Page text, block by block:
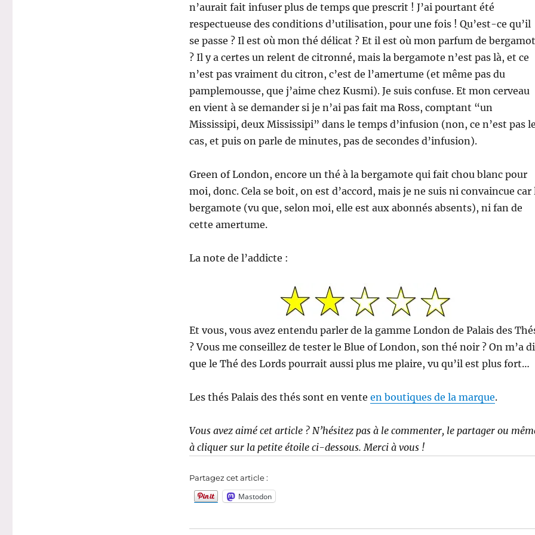
n’aurait fait infuser plus de temps que prescrit ! J’ai pourtant été
respectueuse des conditions d’utilisation, pour une fois ! Qu’est-ce qu’il
se passe ? Il est où mon thé délicat ? Et il est où mon parfum de
? Il y a certes un relent de citronné, mais la bergamote n’est pas là, et ce
n’est pas vraiment du citron, c’est de l’amertume (et même pas du
pamplemousse, que j’aime chez Kusmi). Je suis confuse. Et mon cerveau
en vient à se demander si je n’ai pas fait ma Ross, comptant “un
Mississipi, deux Mississipi” dans le temps d’infusion (non, ce n’est pas le
cas, et puis on parle de minutes, pas de secondes d’infusion).
Green of London, encore un thé à la bergamote qui fait chou blanc pour
moi, donc. Cela se boit, on est d’accord, mais je ne suis ni convaincue car
bergamote (vu que, selon moi, elle est aux abonnés absents), ni fan de
cette amertume.
La note de l’addicte :
Et vous, vous avez entendu parler de la gamme London de Palais des
? Vous me conseillez de tester le Blue of London, son thé noir ? On m’a
que le Thé des Lords pourrait aussi plus me plaire, vu qu’il est plus fort…
Les thés Palais des thés sont en vente en boutiques de la marque.
Vous avez aimé cet article ? N’hésitez pas à le commenter, le partager ou
à cliquer sur la petite étoile ci-dessous. Merci à vous !
Partagez cet article :
Mastodon